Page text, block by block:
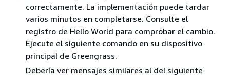
correctamente. La implementación puede tardar
varios minutos en completarse. Consulte el
registro de Hello World para comprobar el cambio.
Ejecute el siguiente comando en su dispositivo
principal de Greengrass.
Debería ver mensajes similares al del siguiente